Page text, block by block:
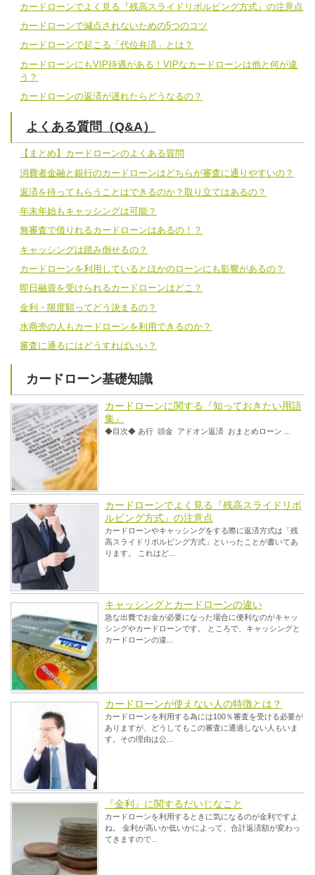
カードローンでよく見る『残高スライドリボルビング方式』の注意点
カードローンで減点されないための5つのコツ
カードローンで起こる「代位弁済」とは？
カードローンにもVIP待遇がある！VIPなカードローンは他と何が違
う？
カードローンの返済が遅れたらどうなるの？
よくある質問（Q&A）
【まとめ】カードローンのよくある質問
消費者金融と銀行のカードローンはどちらが審査に通りやすいの？
返済を待ってもらうことはできるのか？取り立てはあるの？
年末年始もキャッシングは可能？
無審査で借りれるカードローンはあるの！？
キャッシングは踏み倒せるの？
カードローンを利用しているとほかのローンにも影響があるの？
即日融資を受けられるカードローンはどこ？
金利・限度額ってどう決まるの？
水商売の人もカードローンを利用できるのか？
審査に通るにはどうすればいい？
カードローン基礎知識
カードローンに関する『知っておきたい用語
集』
◆目次◆ あ行 頭金 アドオン返済 おまとめローン ...
カードローンでよく見る『残高スライドリボ
ルビング方式』の注意点
カードローンやキャッシングをする際に返済方式は「残
高スライドリボルビング方式」といったことが書いてあ
ります。 これはど...
キャッシングとカードローンの違い
急な出費でお金が必要になった場合に便利なのがキャッ
シングやカードローンです。 ところで、キャッシングと
カードローンの違...
カードローンが使えない人の特徴とは？
カードローンを利用する為には100％審査を受ける必要が
ありますが、どうしてもこの審査に通過しない人もいま
す。その理由は公...
『金利』に関するだいじなこと
カードローンを利用するときに気になるのが金利ですよ
ね。 金利が高いか低いかによって、合計返済額が変わっ
てきますので...